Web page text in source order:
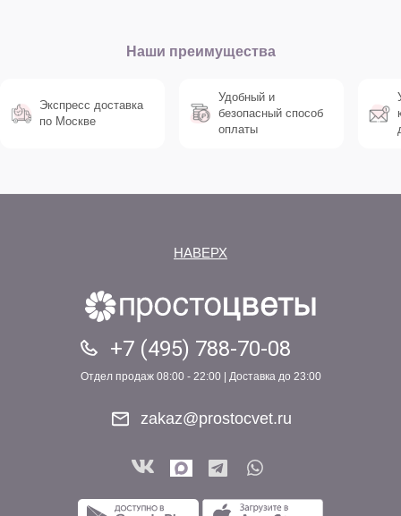
Наши преимущества
Экспресс доставка
по Москве
Удобный и
безопасный способ
оплаты
НАВЕРХ
+7 (495) 788-70-08
Отдел продаж 08:00 - 22:00 | Доставка до 23:00
zakaz@prostocvet.ru